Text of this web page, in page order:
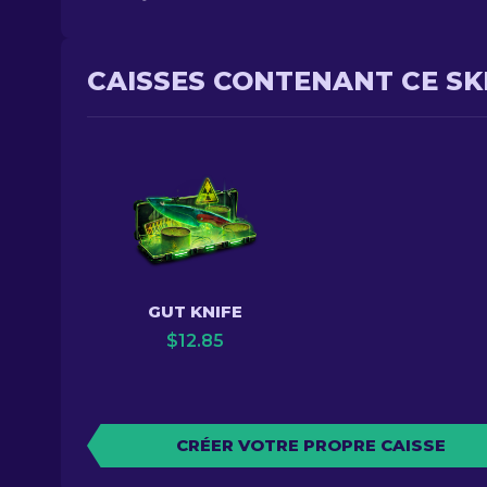
CAISSES CONTENANT CE
GUT KNIFE
$12.85
CRÉER VOTRE PROPRE CAISSE